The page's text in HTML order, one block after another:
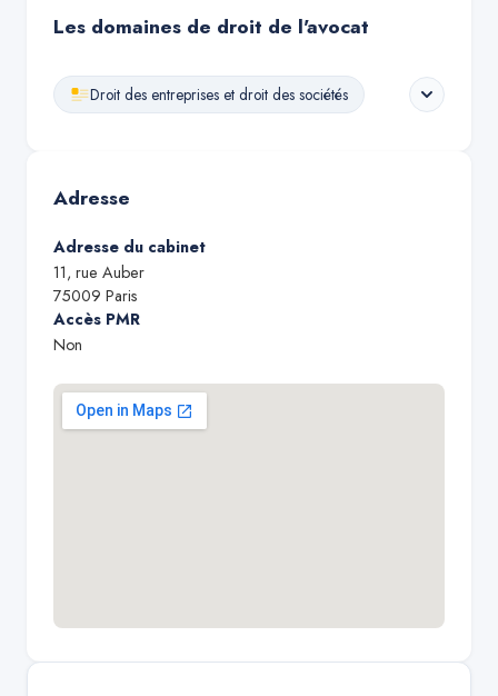
Les domaines de droit de l'avocat
Droit des entreprises et droit des sociétés
Adresse
Adresse du cabinet
11, rue Auber
75009 Paris
Accès PMR
Non